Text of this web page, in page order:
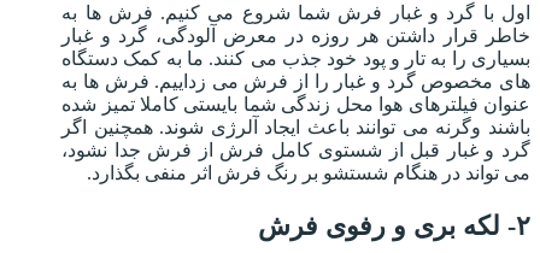
اول با گرد و غبار فرش شما شروع می کنیم. فرش ها به
خاطر قرار داشتن هر روزه در معرض آلودگی، گرد و غبار
بسیاری را به تار و پود خود جذب می کنند. ما به کمک دستگاه
های مخصوص گرد و غبار را از فرش می زداییم. فرش ها به
عنوان فیلترهای هوا محل زندگی شما بایستی کاملا تمیز شده
باشند وگرنه می توانند باعث ایجاد آلرژی شوند. همچنین اگر
گرد و غبار قبل از شستوی کامل فرش از فرش جدا نشود،
می تواند در هنگام شستشو بر رنگ فرش اثر منفی بگذارد.
۲- لکه بری و رفوی فرش